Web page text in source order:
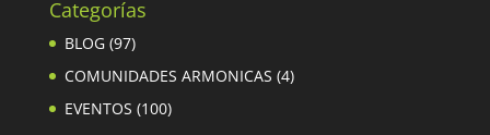
Categorías
BLOG(97)
COMUNIDADES ARMONICAS (4)
EVENTOS (100)